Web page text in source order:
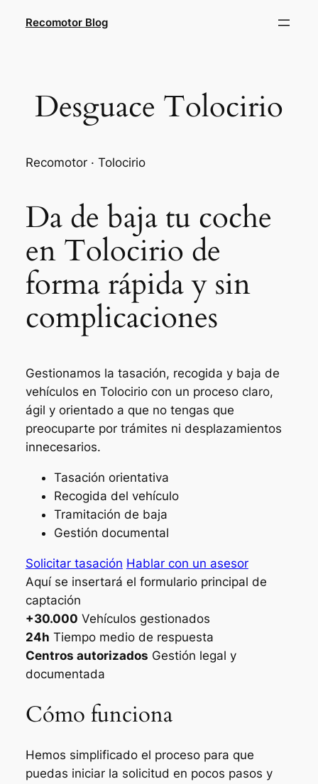
Recomotor Blog
Desguace Tolocirio
Recomotor · Tolocirio
Da de baja tu coche
en Tolocirio de
forma rápida y sin
complicaciones
Gestionamos la tasación, recogida y baja de
vehículos en Tolocirio con un proceso claro,
ágil y orientado a que no tengas que
preocuparte por trámites ni desplazamientos
innecesarios.
Tasación orientativa
Recogida del vehículo
Tramitación de baja
Gestión documental
Solicitar tasación Hablar con un asesor
Aquí se insertará el formulario principal de
captación
+30.000 Vehículos gestionados
24h Tiempo medio de respuesta
Centros autorizados Gestión legal y
documentada
Cómo funciona
Hemos simplificado el proceso para que
puedas iniciar la solicitud en pocos pasos y